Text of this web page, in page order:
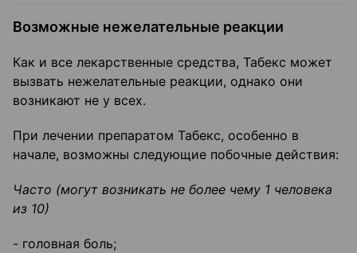
Возможные нежелательные реакции
Как и все лекарственные средства, Табекс может
вызвать нежелательные реакции, однако они
возникают не у всех.
При лечении препаратом Табекс, особенно в
начале, возможны следующие побочные действия:
Часто (могут возникать не более чему 1 человека
из 10)
- головная боль;